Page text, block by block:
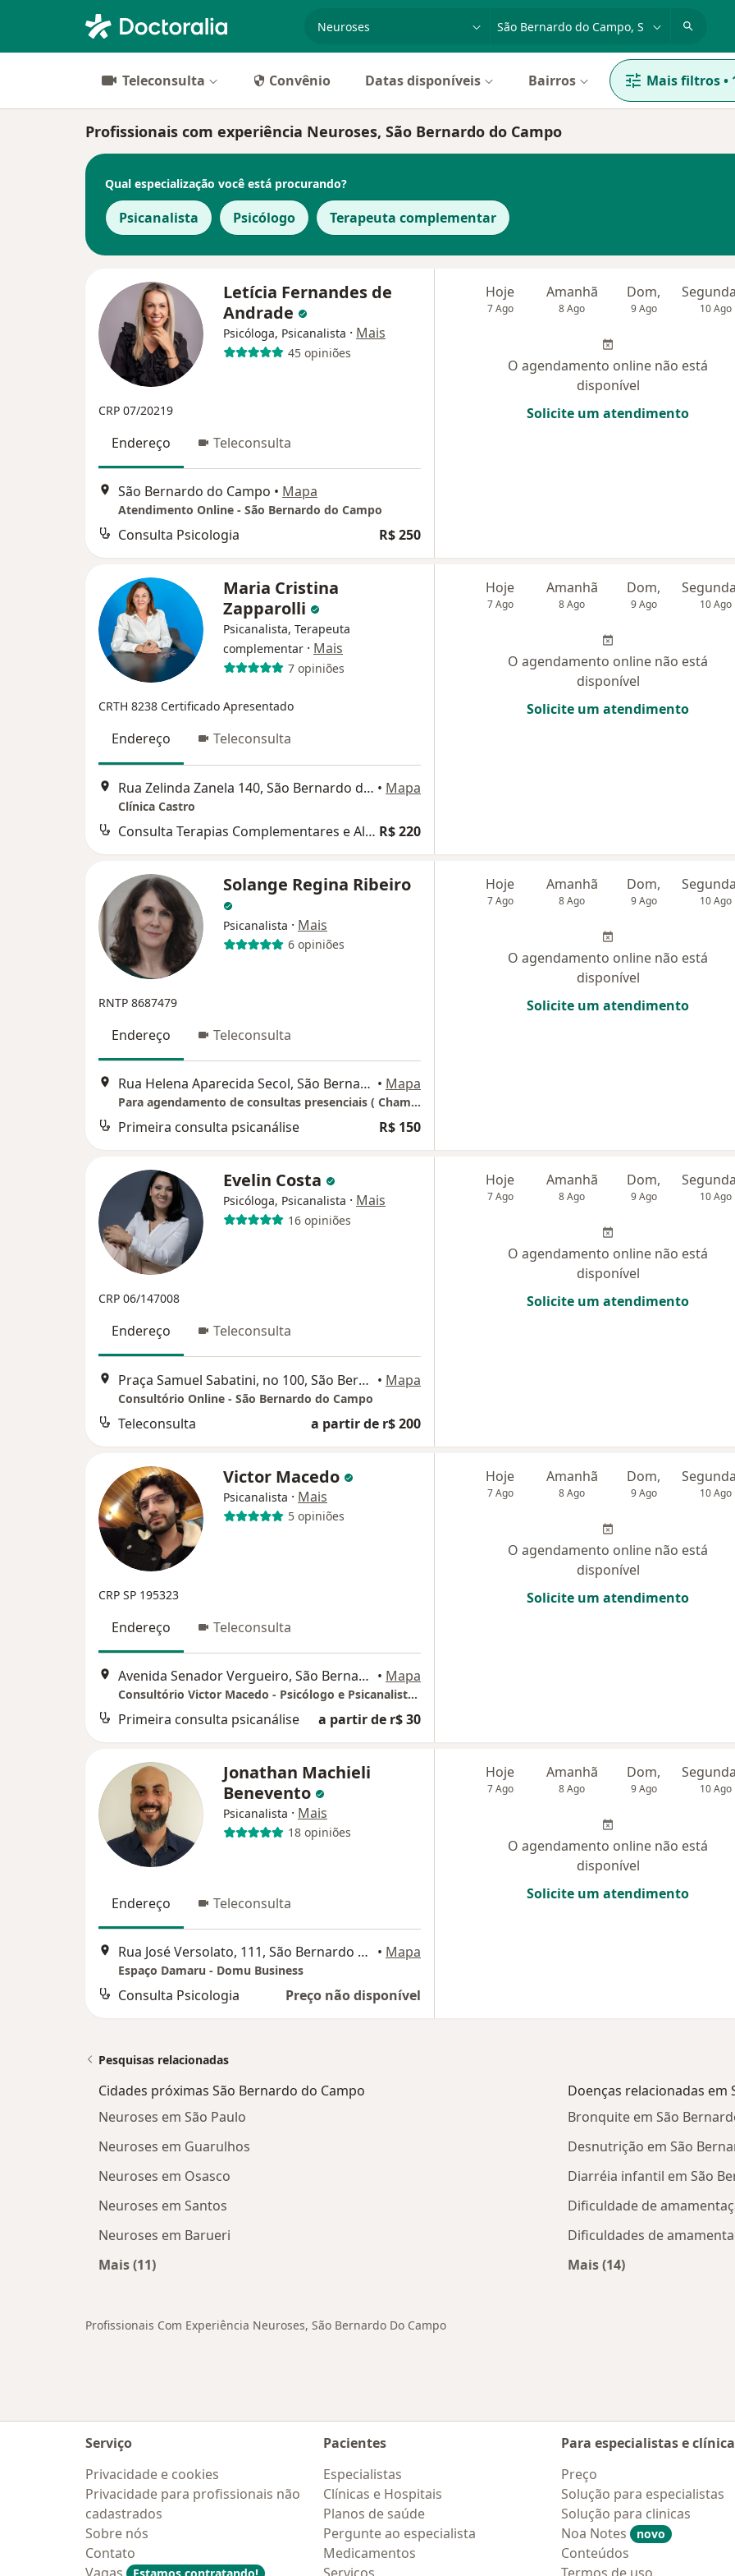
Teleconsulta Convênio Datas disponíveis Bairros Mais filtros•
Profissionais com experiência Neuroses, São Bernardo do Campo
Qual especialização você está procurando?
Psicanalista Psicólogo Terapeuta complementar
Letícia Fernandes de
Andrade
Psicóloga, Psicanalista · Mais
45 opiniões
CRP 07/20219
Endereço Teleconsulta
São Bernardo do Campo • Mapa
Atendimento Online - São Bernardo do Campo
Consulta Psicologia R$ 250
Hoje
7 Ago
Amanhã
8 Ago
Dom,
9 Ago 10 Ago
O agendamento online não está
disponível
Solicite um atendimento
Maria Cristina
Zapparolli
Psicanalista, Terapeuta
complementar · Mais
7 opiniões
CRTH 8238 Certificado Apresentado
Endereço Teleconsulta
Rua Zelinda Zanela 140, São Bernardo do Campo • Mapa
Clínica Castro
Consulta Terapias Complementares e Alternativas R$ 220
Hoje
7 Ago
Amanhã
8 Ago
Dom,
9 Ago 10 Ago
O agendamento online não está
disponível
Solicite um atendimento
Solange Regina Ribeiro
Psicanalista · Mais
6 opiniões
RNTP 8687479
Endereço Teleconsulta
Rua Helena Aparecida Secol, São Bernardo do Campo • Mapa
Para agendamento de consultas presenciais ( Chamar via whatsapp 11 9 8883 9330)
Primeira consulta psicanálise R$ 150
Hoje
7 Ago
Amanhã
8 Ago
Dom,
9 Ago 10 Ago
O agendamento online não está
disponível
Solicite um atendimento
Evelin Costa
Psicóloga, Psicanalista · Mais
16 opiniões
CRP 06/147008
Endereço Teleconsulta
Praça Samuel Sabatini, no 100, São Bernardo do Campo • Mapa
Consultório Online - São Bernardo do Campo
Teleconsulta a partir de r$ 200
Hoje
7 Ago
Amanhã
8 Ago
Dom,
9 Ago 10 Ago
O agendamento online não está
disponível
Solicite um atendimento
Victor Macedo
Psicanalista · Mais
5 opiniões
CRP SP 195323
Endereço Teleconsulta
Avenida Senador Vergueiro, São Bernardo do Campo • Mapa
Consultório Victor Macedo - Psicólogo e Psicanalista | TeleConsulta
Primeira consulta psicanálise a partir de r$ 30
Hoje
7 Ago
Amanhã
8 Ago
Dom,
9 Ago 10 Ago
O agendamento online não está
disponível
Solicite um atendimento
Jonathan Machieli
Benevento
Psicanalista · Mais
18 opiniões
Endereço Teleconsulta
Rua José Versolato, 111, São Bernardo do Campo • Mapa
Espaço Damaru - Domu Business
Consulta Psicologia Preço não disponível
Hoje
7 Ago
Amanhã
8 Ago
Dom,
9 Ago 10 Ago
O agendamento online não está
disponível
Solicite um atendimento
Pesquisas relacionadas
Cidades próximas São Bernardo do Campo
Neuroses em São Paulo
Neuroses em Guarulhos
Neuroses em Osasco
Neuroses em Santos
Neuroses em Barueri
Mais (11)
Doenças relacionadas em
Bronquite em São
Desnutrição em São
Diarréia infantil em São
Dificuldade de
Dificuldades de
Mais (14)
Profissionais Com Experiência Neuroses, São Bernardo Do Campo
Serviço
Privacidade e cookies
Privacidade para profissionais não
cadastrados
Sobre nós
Contato
Pacientes
Especialistas
Clínicas e Hospitais
Planos de saúde
Pergunte ao especialista
Medicamentos
Para especialistas e
Preço
Solução para especialistas
Solução para clinicas
Noa Notes
novo
Conteúdos